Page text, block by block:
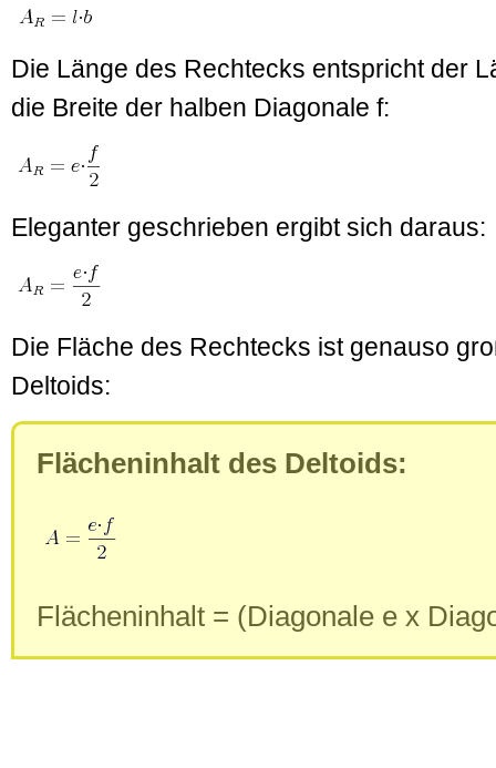
Die Länge des Rechtecks entspricht der
die Breite der halben Diagonale f:
Eleganter geschrieben ergibt sich daraus:
Die Fläche des Rechtecks ist genauso
Deltoids:
Flächeninhalt des Deltoids:
Flächeninhalt = (Diagonale e x